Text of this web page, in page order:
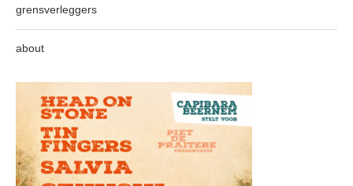
grensverleggers
about